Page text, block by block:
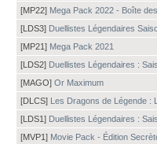
[MP22] Mega Pack 2022 - Boîte
[LDS3] Duellistes Légendaires
[MP21] Mega Pack 2021
[LDS2] Duellistes Légendaires :
[MAGO] Or Maximum
[DLCS] Les Dragons de Légende :
[LDS1] Duellistes Légendaires :
[MVP1] Movie Pack - Édition